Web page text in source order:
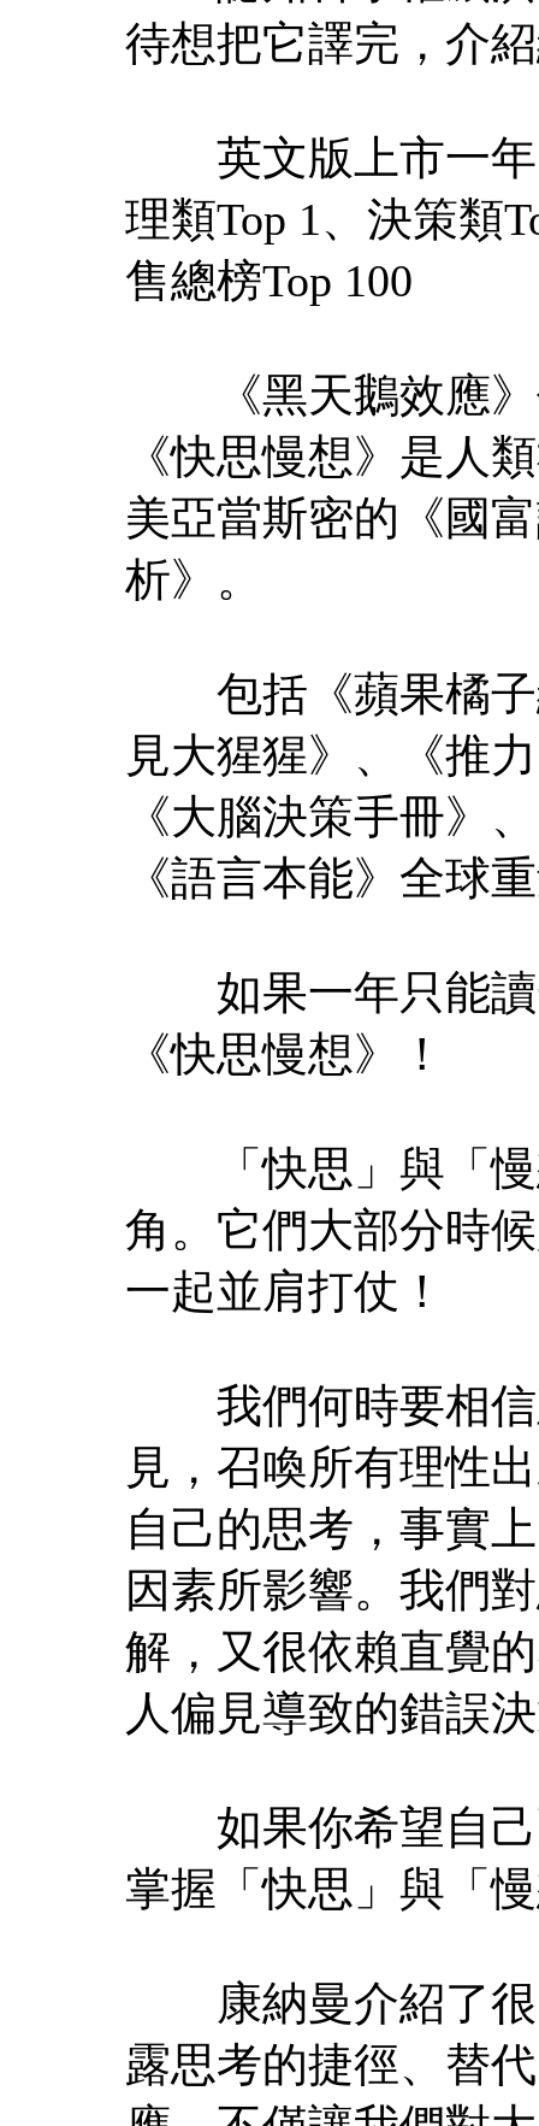
待想把它譯完，介
英文版上市一年
理類Top 1、決策類
售總榜Top 100
《黑天鵝效應》
《快思慢想》是人
美亞當斯密的《國
析》。
包括《蘋果橘子
見大猩猩》、《推
《大腦決策手冊》
《語言本能》全球
如果一年只能讀
《快思慢想》！
「快思」與「慢
角。它們大部分時
一起並肩打仗！
我們何時要相信
見，召喚所有理性
自己的思考，事實
因素所影響。我們
解，又很依賴直覺
人偏見導致的錯誤
如果你希望自己
掌握「快思」與「
康納曼介紹了很
露思考的捷徑、替